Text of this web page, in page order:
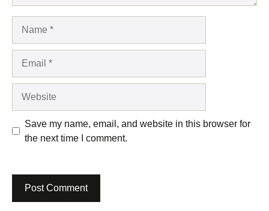
Save my name, email, and website in this browser for
the next time I comment.